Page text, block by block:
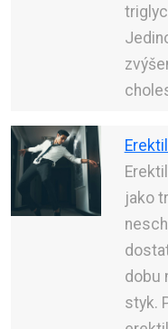
jako
dobu
styk.